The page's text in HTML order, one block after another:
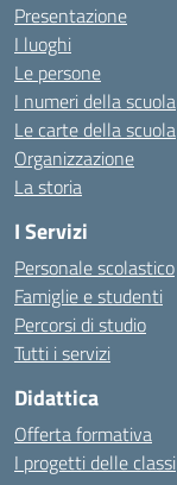
Presentazione
I luoghi
Le persone
I numeri della scuola
Le carte della scuola
Organizzazione
La storia
I Servizi
Personale scolastico
Famiglie e studenti
Percorsi di studio
Tutti i servizi
Didattica
Offerta formativa
I progetti delle classi